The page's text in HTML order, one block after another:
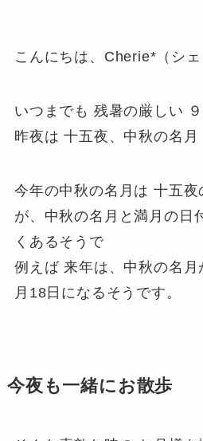
こんにちは、Cherie*（シェ
いつまでも 残暑の厳しい
昨夜は 十五夜、中秋の名月
今年の中秋の名月は 十五
が、中秋の名月と満月の日
くあるそうで
例えば 来年は、中秋の名
月18日になるそうです。
今夜も一緒にお散歩